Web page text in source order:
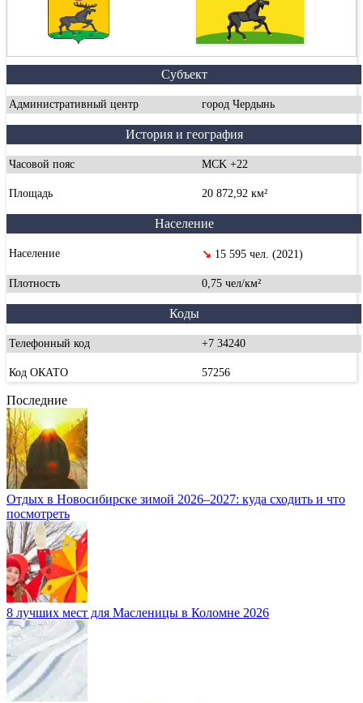
Субъект
Административный центр город Чердынь
История и география
Часовой пояс MCK +22
Площадь 20 872,92 км²
Население
Население ↘ 15 595 чел. (2021)
Плотность 0,75 чел/км²
Коды
Телефонный код +7 34240
Код ОКАТО 57256
Последние
Отдых в Новосибирске зимой 2026–2027: куда сходить и что
посмотреть
8 лучших мест для Масленицы в Коломне 2026